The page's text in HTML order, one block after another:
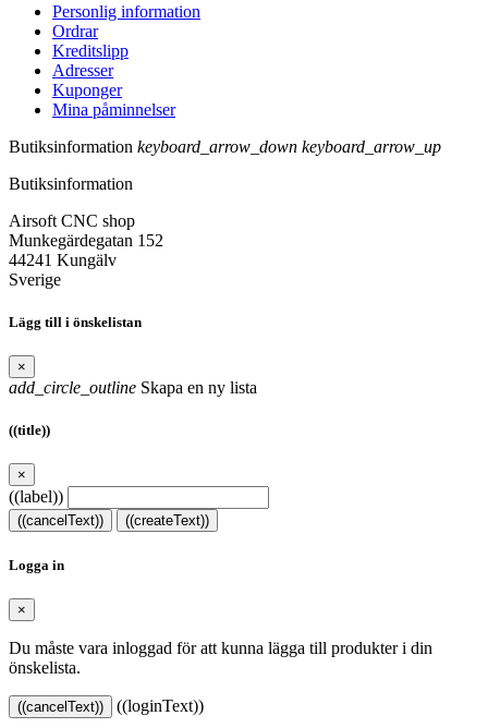
Personlig information
Ordrar
Kreditslipp
Adresser
Kuponger
Mina påminnelser
Butiksinformation keyboard_arrow_down keyboard_arrow_up
Butiksinformation
Airsoft CNC shop
Munkegärdegatan 152
44241 Kungälv
Sverige
Lägg till i önskelistan
×
add_circle_outline Skapa en ny lista
((title))
×
((label))
((cancelText)) ((createText))
Logga in
×
Du måste vara inloggad för att kunna lägga till produkter i din
önskelista.
((cancelText)) ((loginText))